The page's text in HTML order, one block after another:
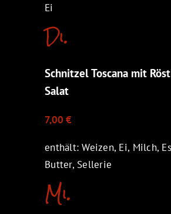
Ei
Di.
Schnitzel Toscana mit
Salat
7,00 €
enthält: Weizen, Ei, Milch,
Butter, Sellerie
Mi.